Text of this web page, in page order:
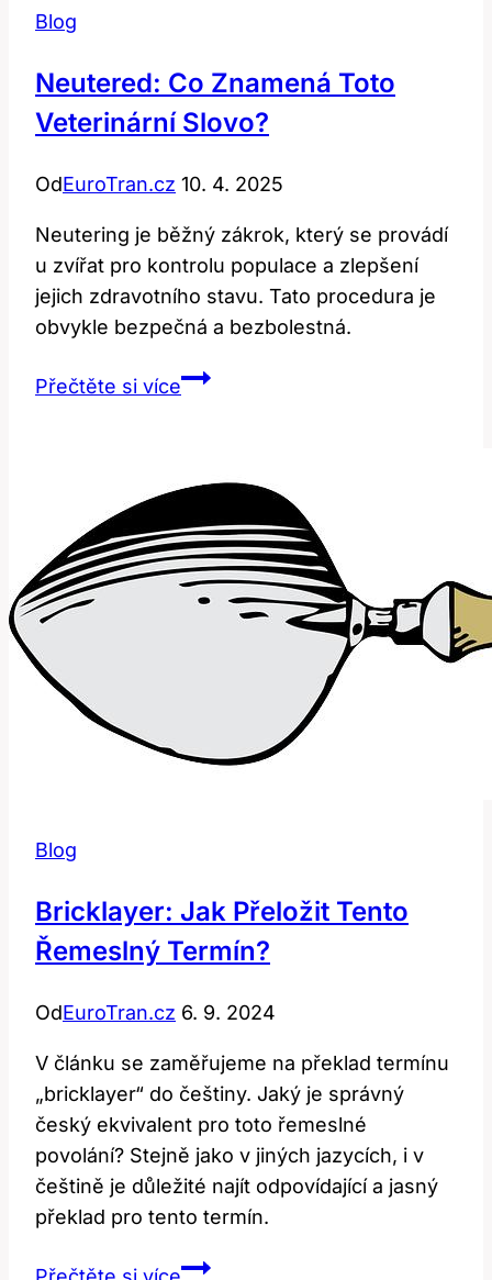
Blog
Neutered: Co Znamená Toto
Veterinární Slovo?
OdEuroTran.cz 10. 4. 2025
Neutering je běžný zákrok, který se provádí
u zvířat pro kontrolu populace a zlepšení
jejich zdravotního stavu. Tato procedura je
obvykle bezpečná a bezbolestná.
Přečtěte si víceNeutered:
Veterinární
Slovo?
Blog
Bricklayer: Jak Přeložit Tento
Řemeslný Termín?
OdEuroTran.cz 6. 9. 2024
V článku se zaměřujeme na překlad termínu
„bricklayer“ do češtiny. Jaký je správný
český ekvivalent pro toto řemeslné
povolání? Stejně jako v jiných jazycích, i v
češtině je důležité najít odpovídající a jasný
překlad pro tento termín.
Bricklayer: